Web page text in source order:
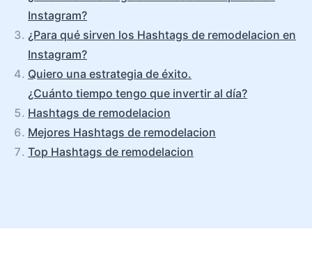
Instagram?
¿Para qué sirven los Hashtags de remodelacion en
Instagram?
Quiero una estrategia de éxito.
¿Cuánto tiempo tengo que invertir al día?
Hashtags de remodelacion
Mejores Hashtags de remodelacion
Top Hashtags de remodelacion